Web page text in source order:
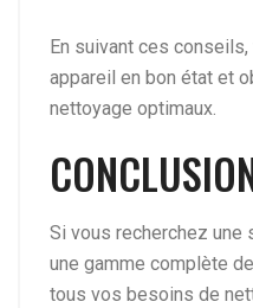
En suivant ces
appareil en bon état et
nettoyage optimaux.
Si vous recherchez une
une gamme complète
tous vos besoins de